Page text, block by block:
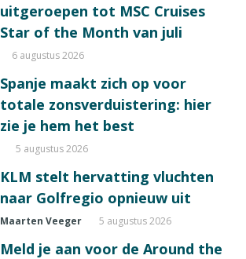
uitgeroepen tot MSC Cruises
Star of the Month van juli
6 augustus 2026
Spanje maakt zich op voor
totale zonsverduistering: hier
zie je hem het best
5 augustus 2026
KLM stelt hervatting vluchten
naar Golfregio opnieuw uit
Maarten Veeger 5 augustus 2026
Meld je aan voor de Around the